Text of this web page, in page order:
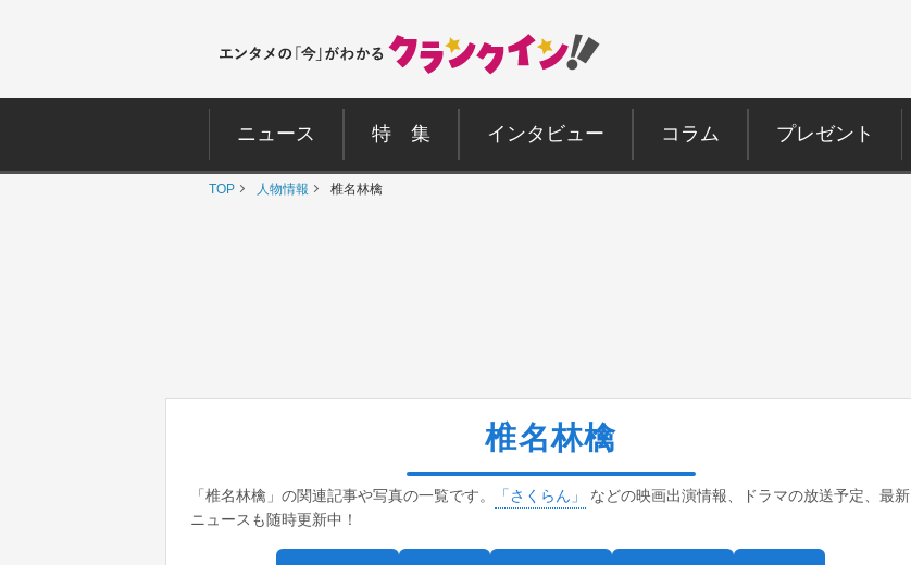
ニュース 特 集 インタビュー コラム プレゼント
TOP 人物情報 椎名林檎
椎名林檎
「椎名林檎」の関連記事や写真の一覧です。 「さくらん」
などの映画出演情報、ドラマの放送予定、最新
ニュースも随時更新中！